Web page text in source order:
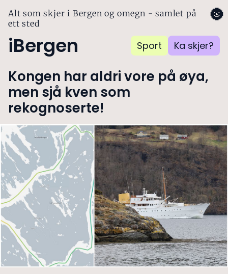
Alt som skjer i Bergen og omegn - samlet på
ett sted
iBergen Sport Ka skjer?
🌚
Kongen har aldri vore på øya,
men sjå kven som
rekognoserte!